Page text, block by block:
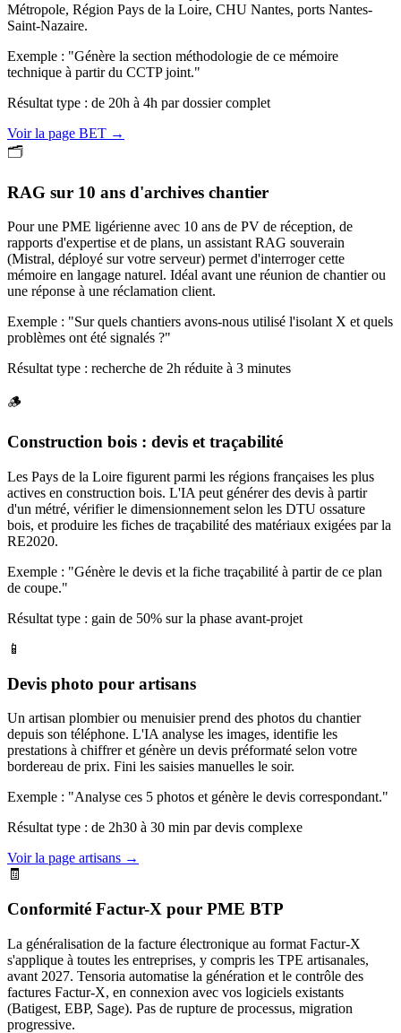
Métropole, Région Pays de la Loire, CHU Nantes, ports Nantes-
Saint-Nazaire.
Exemple : "Génère la section méthodologie de ce mémoire
technique à partir du CCTP joint."
Résultat type : de 20h à 4h par dossier complet
Voir la page BET →
🗂️
RAG sur 10 ans d'archives chantier
Pour une PME ligérienne avec 10 ans de PV de réception, de
rapports d'expertise et de plans, un assistant RAG souverain
(Mistral, déployé sur votre serveur) permet d'interroger cette
mémoire en langage naturel. Idéal avant une réunion de chantier ou
une réponse à une réclamation client.
Exemple : "Sur quels chantiers avons-nous utilisé l'isolant X et quels
problèmes ont été signalés ?"
Résultat type : recherche de 2h réduite à 3 minutes
🪵
Construction bois : devis et traçabilité
Les Pays de la Loire figurent parmi les régions françaises les plus
actives en construction bois. L'IA peut générer des devis à partir
d'un métré, vérifier le dimensionnement selon les DTU ossature
bois, et produire les fiches de traçabilité des matériaux exigées par la
RE2020.
Exemple : "Génère le devis et la fiche traçabilité à partir de ce plan
de coupe."
Résultat type : gain de 50% sur la phase avant-projet
📱
Devis photo pour artisans
Un artisan plombier ou menuisier prend des photos du chantier
depuis son téléphone. L'IA analyse les images, identifie les
prestations à chiffrer et génère un devis préformaté selon votre
bordereau de prix. Fini les saisies manuelles le soir.
Exemple : "Analyse ces 5 photos et génère le devis correspondant."
Résultat type : de 2h30 à 30 min par devis complexe
Voir la page artisans →
🧾
Conformité Factur-X pour PME BTP
La généralisation de la facture électronique au format Factur-X
s'applique à toutes les entreprises, y compris les TPE artisanales,
avant 2027. Tensoria automatise la génération et le contrôle des
factures Factur-X, en connexion avec vos logiciels existants
(Batigest, EBP, Sage). Pas de rupture de processus, migration
progressive.